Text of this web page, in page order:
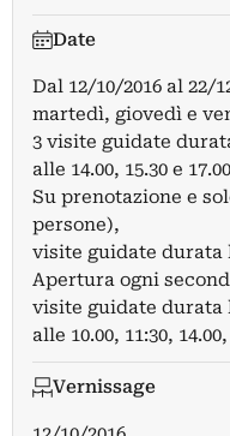
Date
Dal 12/10/2016 al 22/
martedì, giovedì e
3 visite guidate
alle 14.00, 15.30 e
Su prenotazione e
persone),
visite guidate durata
Apertura ogni
visite guidate durata
alle 10.00, 11:30,
Vernissage